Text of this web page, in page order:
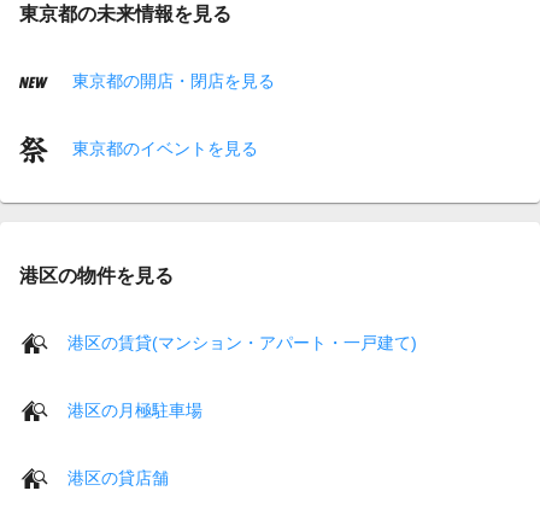
東京都の未来情報を見る
東京都の開店・閉店を見る
東京都のイベントを見る
港区の物件を見る
港区の賃貸(マンション・アパート・一戸建て)
港区の月極駐車場
港区の貸店舗